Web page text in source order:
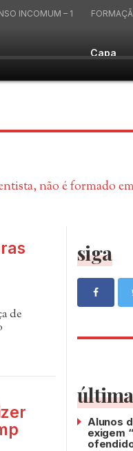
Capa
INCOMUM – 1
não é formado
de
siga
Alunos
exigem